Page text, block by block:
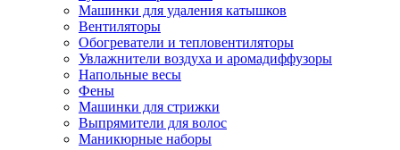
Машинки для удаления катышков
Вентиляторы
Обогреватели и тепловентиляторы
Увлажнители воздуха и аромадиффузоры
Напольные весы
Фены
Машинки для стрижки
Выпрямители для волос
Маникюрные наборы